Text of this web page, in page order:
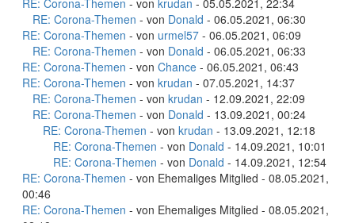
RE: Corona-Themen - von krudan - 05.05.2021, 22:34
RE: Corona-Themen - von Donald - 06.05.2021, 06:30
RE: Corona-Themen - von urmel57 - 06.05.2021, 06:09
RE: Corona-Themen - von Donald - 06.05.2021, 06:33
RE: Corona-Themen - von Chance - 06.05.2021, 06:43
RE: Corona-Themen - von krudan - 07.05.2021, 14:37
RE: Corona-Themen - von krudan - 12.09.2021, 22:09
RE: Corona-Themen - von Donald - 13.09.2021, 00:24
RE: Corona-Themen - von krudan - 13.09.2021, 12:18
RE: Corona-Themen - von Donald - 14.09.2021, 10:01
RE: Corona-Themen - von Donald - 14.09.2021, 12:54
RE: Corona-Themen - von Ehemaliges Mitglied - 08.05.2021,
00:46
RE: Corona-Themen - von Ehemaliges Mitglied - 08.05.2021,